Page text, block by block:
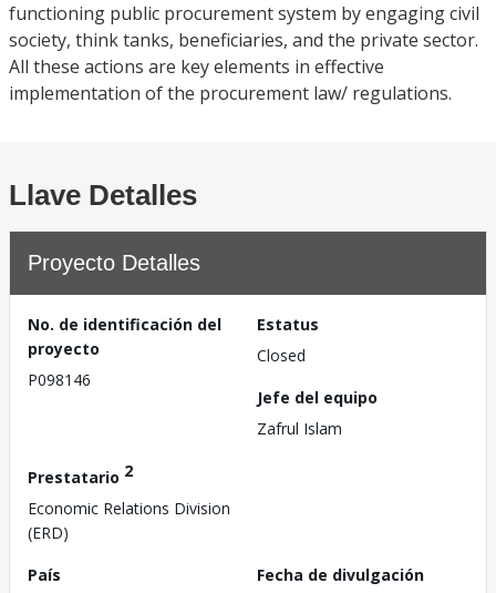
functioning public procurement system by engaging civil
society, think tanks, beneficiaries, and the private sector.
All these actions are key elements in effective
implementation of the procurement law/ regulations.
Llave Detalles
Proyecto Detalles
No. de identificación del
proyecto
P098146
Estatus
Closed
Jefe del equipo
Zafrul Islam
Prestatario 2
Economic Relations Division
(ERD)
País
Fecha de divulgación